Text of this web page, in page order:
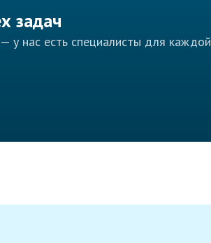
задач
нас есть специалисты для каждой